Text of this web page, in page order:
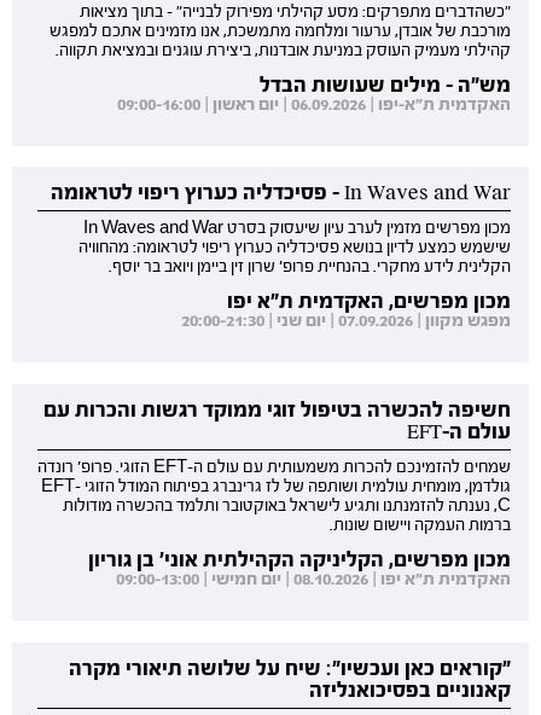
"כשהדברים מתפרקים: מסע קהילתי מפירוק לבנייה" - בתוך מציאות
מורכבת של אובדן, ערעור ומלחמה מתמשכת, אנו מזמינים אתכם למפגש
קהילתי מעמיק העוסק במניעת אובדנות, ביצירת עוגנים ובמציאת תקווה.
מש"ה - מילים שעושות הבדל
האקדמית ת"א-יפו | 06.09.2026 | יום ראשון | 09:00-16:00
In Waves and War - פסיכדליה כערוץ ריפוי לטראומה
מכון מפרשים מזמין לערב עיון שיעסוק בסרט In Waves and War
שישמש כמצע לדיון בנושא פסיכדליה כערוץ ריפוי לטראומה: מהחוויה
הקלינית לידע מחקרי. בהנחיית פרופ' שרון זין ביימן ויואב בר יוסף.
מכון מפרשים, האקדמית ת"א יפו
מפגש מקוון | 07.09.2026 | יום שני | 20:00-21:30
חשיפה להכשרה בטיפול זוגי ממוקד רגשות והכרות עם
עולם ה-EFT
שמחים להזמינכם להכרות משמעותית עם עולם ה-EFT הזוגי. פרופ' רונדה
גולדמן, מומחית עולמית ושותפה של לז גרינברג בפיתוח המודל הזוגי EFT-
C, נענתה להזמנתנו ותגיע לישראל באוקטובר ותלמד בהכשרה מודולות
ברמות העמקה ויישום שונות.
מכון מפרשים, הקליניקה הקהילתית אוני' בן גוריון
האקדמית ת"א יפו | 08.10.2026 | יום חמישי | 09:00-13:00
"קוראים כאן ועכשיו": שיח על שלושה תיאורי מקרה
קאנוניים בפסיכואנליזה